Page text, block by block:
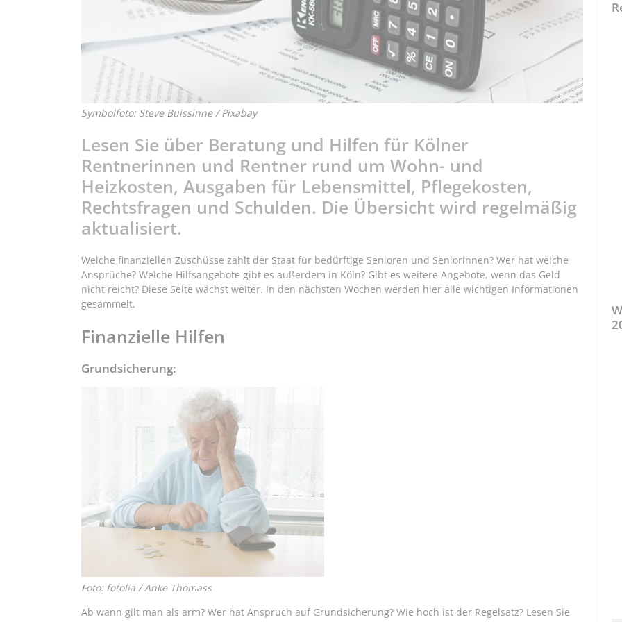
Symbolfoto: Steve Buissinne / Pixabay
Lesen Sie über Beratung und Hilfen für Kölner
Rentnerinnen und Rentner rund um Wohn- und
Heizkosten, Ausgaben für Lebensmittel, Pflegekosten,
Rechtsfragen und Schulden. Die Übersicht wird regelmäßig
aktualisiert.
Welche finanziellen Zuschüsse zahlt der Staat für bedürftige Senioren und Seniorinnen? Wer hat welche
Ansprüche? Welche Hilfsangebote gibt es außerdem in Köln? Gibt es weitere Angebote, wenn das Geld
nicht reicht? Diese Seite wächst weiter. In den nächsten Wochen werden hier alle wichtigen Informationen
gesammelt.
Finanzielle Hilfen
Grundsicherung:
Foto: fotolia / Anke Thomass
Ab wann gilt man als arm? Wer hat Anspruch auf Grundsicherung? Wie hoch ist der Regelsatz? Lesen Sie